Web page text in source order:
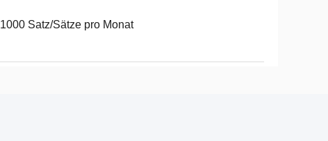
1000 Satz/Sätze pro Monat